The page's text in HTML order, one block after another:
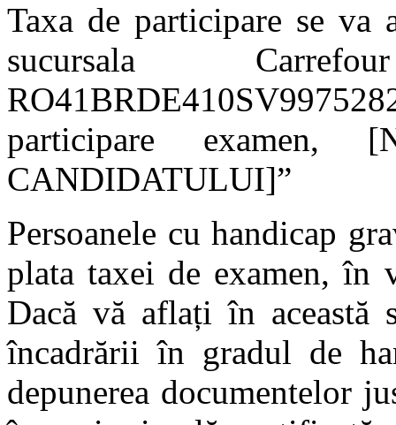
Taxa de participare se
sucursala
participare examen,
CANDIDATULUI]”
Persoanele cu handicap
plata taxei de examen, în
Dacă vă aflați în această
încadrării în gradul de
depunerea documentelor